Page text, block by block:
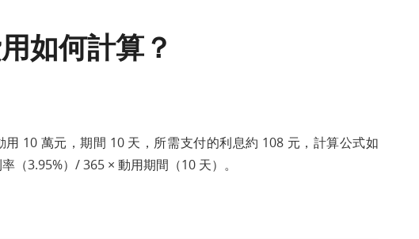
如何計算？
10 萬元，期間 10 天，所需支付的利息約 108 元，計算公式如
（3.95%）/ 365 × 動用期間（10 天）。